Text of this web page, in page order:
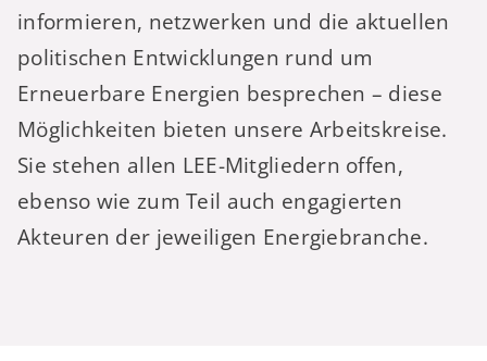
informieren, netzwerken und die aktuellen
politischen Entwicklungen rund um
Erneuerbare Energien besprechen – diese
Möglichkeiten bieten unsere Arbeitskreise.
Sie stehen allen LEE-Mitgliedern offen,
ebenso wie zum Teil auch engagierten
Akteuren der jeweiligen Energiebranche.